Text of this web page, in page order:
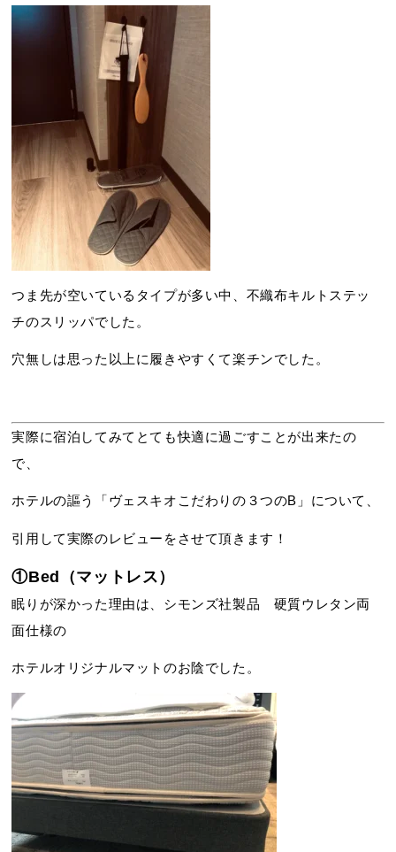
つま先が空いているタイプが多い中、不織布キルトステッ
チのスリッパでした。
穴無しは思った以上に履きやすくて楽チンでした。
実際に宿泊してみてとても快適に過ごすことが出来たの
で、
ホテルの謳う「ヴェスキオこだわりの３つのB」について、
引用して実際のレビューをさせて頂きます！
①Bed（マットレス）
眠りが深かった理由は、シモンズ社製品 硬質ウレタン両
面仕様の
ホテルオリジナルマットのお陰でした。